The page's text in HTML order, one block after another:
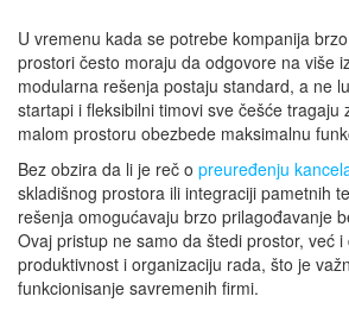
U vremenu kada se potrebe kompanija
prostori često moraju da odgovore na više
modularna rešenja postaju standard, a ne
startapi i fleksibilni timovi sve češće tragaju
malom prostoru obezbede maksimalnu
Bez obzira da li je reč o preuređenju
skladišnog prostora ili integraciji pametnih
rešenja omogućavaju brzo prilagođavanje
Ovaj pristup ne samo da štedi prostor, već
produktivnost i organizaciju rada, što je
funkcionisanje savremenih firmi.